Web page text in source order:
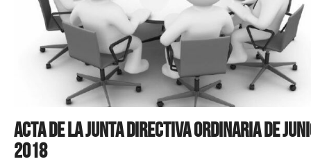
Acta de la Junta Directiva Ordinaria de
2018